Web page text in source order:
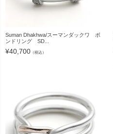
Suman Dhakhwa/スーマンダックワ ボ
ンドリング SD...
¥40,700 （税込）